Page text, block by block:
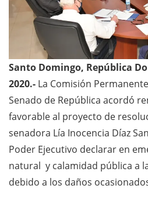
Santo Domingo, República
2020.- La Comisión
Senado de República acordó
favorable al proyecto de
senadora Lía Inocencia Díaz
Poder Ejecutivo declarar en
natural y calamidad pública a
debido a los daños